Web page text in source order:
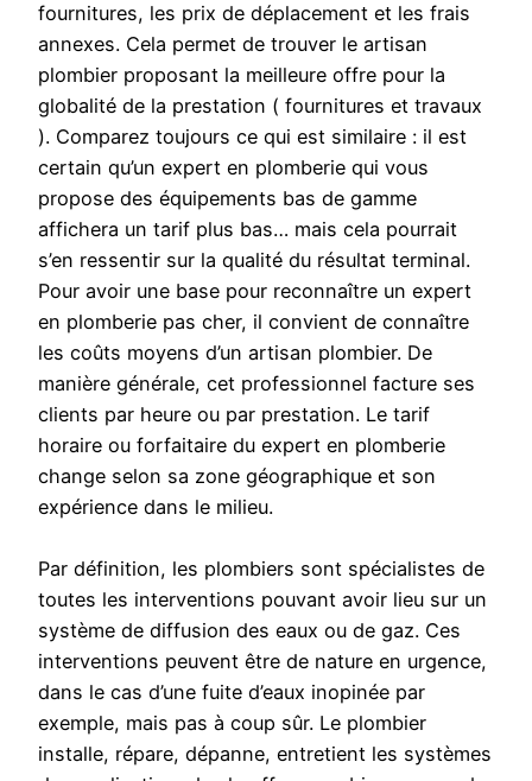
fournitures, les prix de déplacement et les frais
annexes. Cela permet de trouver le artisan
plombier proposant la meilleure offre pour la
globalité de la prestation ( fournitures et travaux
). Comparez toujours ce qui est similaire : il est
certain qu’un expert en plomberie qui vous
propose des équipements bas de gamme
affichera un tarif plus bas… mais cela pourrait
s’en ressentir sur la qualité du résultat terminal.
Pour avoir une base pour reconnaître un expert
en plomberie pas cher, il convient de connaître
les coûts moyens d’un artisan plombier. De
manière générale, cet professionnel facture ses
clients par heure ou par prestation. Le tarif
horaire ou forfaitaire du expert en plomberie
change selon sa zone géographique et son
expérience dans le milieu.
Par définition, les plombiers sont spécialistes de
toutes les interventions pouvant avoir lieu sur un
système de diffusion des eaux ou de gaz. Ces
interventions peuvent être de nature en urgence,
dans le cas d’une fuite d’eaux inopinée par
exemple, mais pas à coup sûr. Le plombier
installe, répare, dépanne, entretient les systèmes